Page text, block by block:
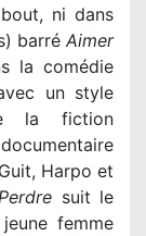
ni dans
barré Aimer
la comédie
un style
la fiction
Harpo et
suit le
femme